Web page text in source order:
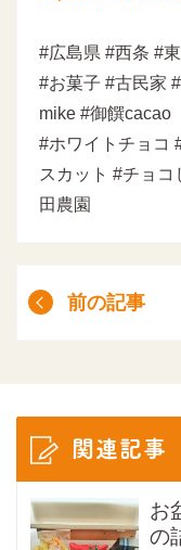
#広島県 #西条 #
#お菓子 #古民家
mike #御饌cacao
#ホワイトチョコ
スカット #チョ
田農園
前の記事
関連記事
お
の